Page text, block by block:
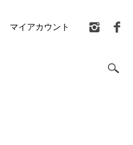
マイアカウント